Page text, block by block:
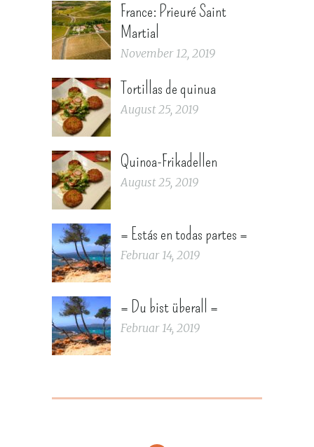
France: Prieuré Saint
Martial
November 12, 2019
Tortillas de quinua
August 25, 2019
Quinoa-Frikadellen
August 25, 2019
= Estás en todas partes =
Februar 14, 2019
= Du bist überall =
Februar 14, 2019